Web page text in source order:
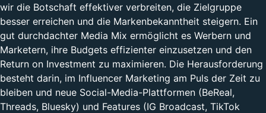
wir die Botschaft effektiver verbreiten, die Zielgruppe
besser erreichen und die Markenbekanntheit steigern. Ein
gut durchdachter Media Mix ermöglicht es Werbern und
Marketern, ihre Budgets effizienter einzusetzen und den
Return on Investment zu maximieren. Die Herausforderung
besteht darin, im Influencer Marketing am Puls der Zeit zu
bleiben und neue Social-Media-Plattformen (BeReal,
Threads, Bluesky) und Features (IG Broadcast, TikTok